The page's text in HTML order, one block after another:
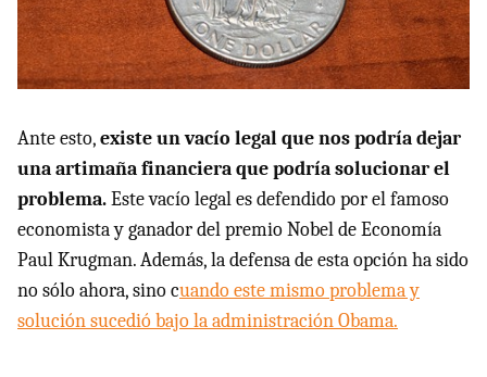
Ante esto,existe un vacío legal que nos podría dejar
una artimaña financiera que podría solucionar el
problema.Este vacío legal es defendido por el famoso
economista y ganador del premio Nobel de Economía
Paul Krugman. Además, la defensa de esta opción ha sido
no sólo ahora, sino cuando este mismo problema y
solución sucedió bajo la administración Obama.